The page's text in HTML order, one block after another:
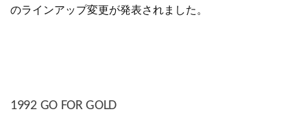
のラインアップ変更が発表されました。
1992 GO FOR GOLD